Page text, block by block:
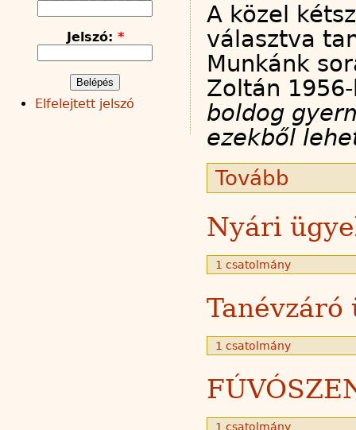
A közel
választva
Munkánk
Zoltán
boldog
ezekből
Tovább
Nyári
1 csatolmány
Tanévzáró
1 csatolmány
1 csatolmány
Jelszó: *
Elfelejtett jelszó